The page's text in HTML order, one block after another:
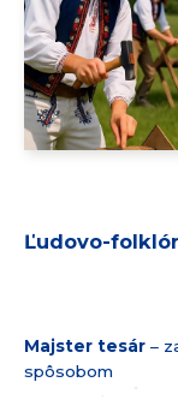
Ľudovo-
Majster tesár –
spôsobom